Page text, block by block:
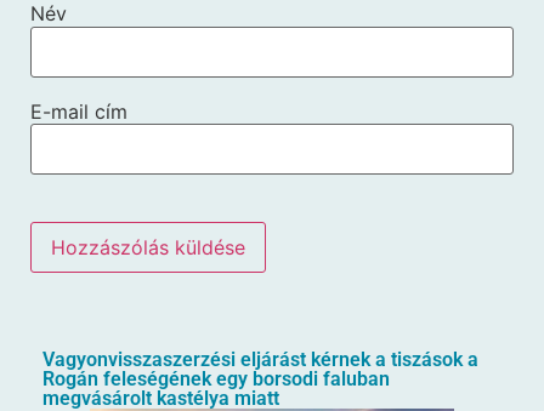
Név
E-mail cím
Vagyonvisszaszerzési eljárást kérnek a tiszások a
Rogán feleségének egy borsodi faluban
megvásárolt kastélya miatt